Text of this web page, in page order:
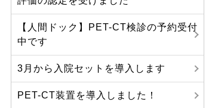
【人間ドック】PET-CT検診の予約受付
中です
3月から入院セットを導入します
PET-CT装置を導入しました！